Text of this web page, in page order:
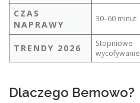
CZAS
NAPRAWY
30–60 minut
TRENDY 2026
Stopniowe
wycofywanie
Dlaczego Bemowo?